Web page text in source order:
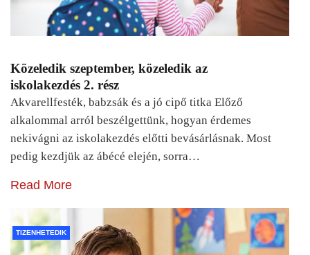
Közeledik szeptember, közeledik az
iskolakezdés 2. rész
Akvarellfesték, babzsák és a jó cipő titka Előző
alkalommal arról beszélgettünk, hogyan érdemes
nekivágni az iskolakezdés előtti bevásárlásnak. Most
pedig kezdjük az ábécé elején, sorra…
Read More
TIZENHETEDIK